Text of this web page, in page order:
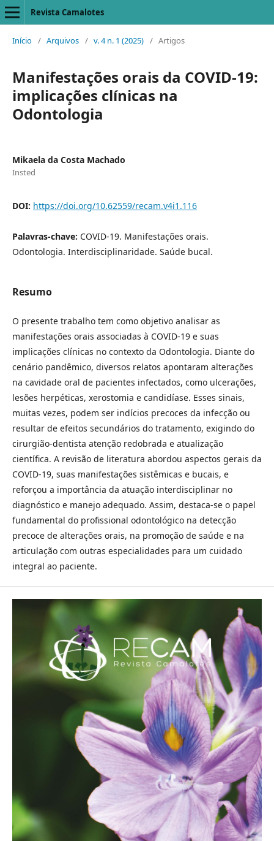
Revista Camalotes
Início / Arquivos / v. 4 n. 1 (2025) / Artigos
Manifestações orais da COVID-19:
implicações clínicas na
Odontologia
Mikaela da Costa Machado
Insted
DOI: https://doi.org/10.62559/recam.v4i1.116
Palavras-chave: COVID-19. Manifestações orais.
Odontologia. Interdisciplinaridade. Saúde bucal.
Resumo
O presente trabalho tem como objetivo analisar as
manifestações orais associadas à COVID-19 e suas
implicações clínicas no contexto da Odontologia. Diante do
cenário pandêmico, diversos relatos apontaram alterações
na cavidade oral de pacientes infectados, como ulcerações,
lesões herpéticas, xerostomia e candidíase. Esses sinais,
muitas vezes, podem ser indícios precoces da infecção ou
resultar de efeitos secundários do tratamento, exigindo do
cirurgião-dentista atenção redobrada e atualização
científica. A revisão de literatura abordou aspectos gerais da
COVID-19, suas manifestações sistêmicas e bucais, e
reforçou a importância da atuação interdisciplinar no
diagnóstico e manejo adequado. Assim, destaca-se o papel
fundamental do profissional odontológico na detecção
precoce de alterações orais, na promoção de saúde e na
articulação com outras especialidades para um cuidado
integral ao paciente.